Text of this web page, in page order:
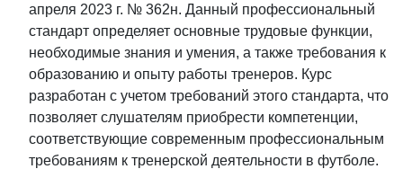
апреля 2023 г. № 362н. Данный профессиональный
стандарт определяет основные трудовые функции,
необходимые знания и умения, а также требования к
образованию и опыту работы тренеров. Курс
разработан с учетом требований этого стандарта, что
позволяет слушателям приобрести компетенции,
соответствующие современным профессиональным
требованиям к тренерской деятельности в футболе.